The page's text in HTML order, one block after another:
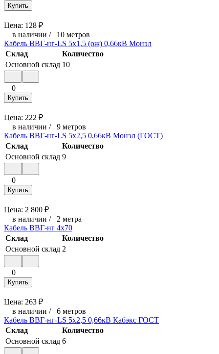
Купить
Цена: 128 ₽
в наличии / 10 метров
Кабель ВВГ-нг-LS 5х1,5 (ож) 0,66кВ Монэл
Склад
Количество
Основной склад 10
0
Купить
Цена: 222 ₽
в наличии / 9 метров
Кабель ВВГ-нг-LS 5х2,5 0,66кВ Монэл (ГОСТ)
Склад
Количество
Основной склад 9
0
Купить
Цена: 2 800 ₽
в наличии / 2 метра
Кабель ВВГ-нг 4х70
Склад
Количество
Основной склад 2
0
Купить
Цена: 263 ₽
в наличии / 6 метров
Кабель ВВГ-нг-LS 5х2,5 0,66кВ Кабэкс ГОСТ
Склад
Количество
Основной склад 6